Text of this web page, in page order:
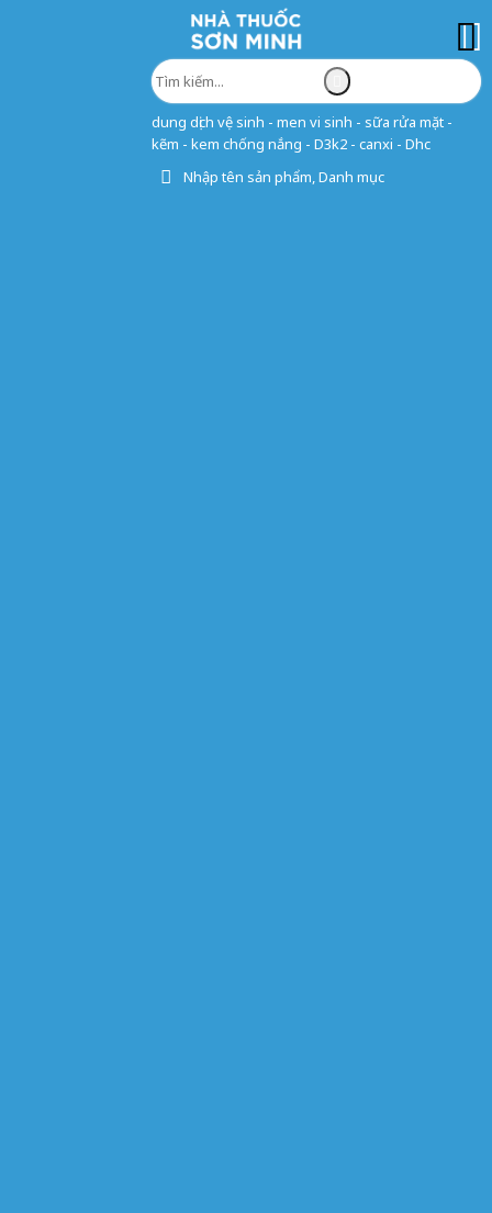
dung dịch vệ sinh - men vi sinh - sữa rửa mặt -
kẽm - kem chống nắng - D3k2 - canxi - Dhc
Nhập tên sản phẩm, Danh mục